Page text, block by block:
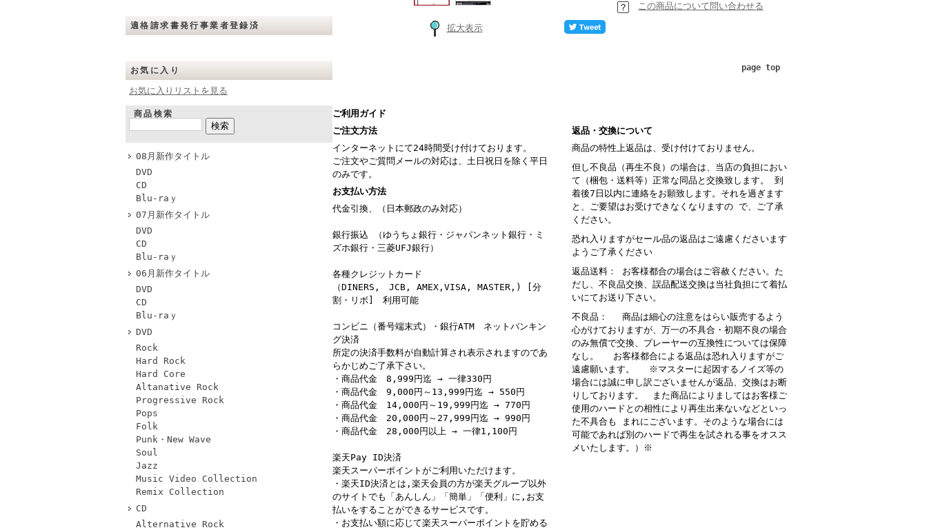
適格請求書発行事業者登録済
お気に入り
お気に入りリストを見る
商品検索
08月新作タイトル
DVD
CD
Blu-raｙ
07月新作タイトル
DVD
CD
Blu-raｙ
06月新作タイトル
DVD
CD
Blu-raｙ
DVD
Rock
Hard Rock
Hard Core
Altanative Rock
Progressive Rock
Pops
Folk
Punk・New Wave
Soul
Jazz
Music Video Collection
Remix Collection
CD
Alternative Rock
拡大表示
この商品について問い合わせる
page top
ご利用ガイド
ご注文方法
インターネットにて24時間受け付けております。
ご注文やご質問メールの対応は、土日祝日を除く平日
のみです。
お支払い方法
代金引換、（日本郵政のみ対応）
銀行振込 （ゆうちょ銀行・ジャパンネット銀行・ミ
ズホ銀行・三菱UFJ銀行）
各種クレジットカード
（DINERS, JCB, AMEX,VISA, MASTER,) [分
割・リボ] 利用可能
コンビニ（番号端末式）・銀行ATM ネットバンキン
グ決済
所定の決済手数料が自動計算され表示されますのであ
らかじめご了承下さい。
・商品代金 8,999円迄 → 一律330円
・商品代金 9,000円～13,999円迄 → 550円
・商品代金 14,000円～19,999円迄 → 770円
・商品代金 20,000円～27,999円迄 → 990円
・商品代金 28,000円以上 → 一律1,100円
楽天Pay ID決済
楽天スーパーポイントがご利用いただけます。
・楽天ID決済とは,楽天会員の方が楽天グループ以外
のサイトでも「あんしん」「簡単」「便利」に,お支
払いをすることができるサービスです。
・お支払い額に応じて楽天スーパーポイントを貯める
返品・交換について
商品の特性上返品は、受け付けておりません。
但し不良品（再生不良）の場合は、当店の負担におい
て（梱包・送料等）正常な同品と交換致します。 到
着後7日以内に連絡をお願致します。それを過ぎます
と、ご要望はお受けできなくなりますの で、ご了承
ください。
恐れ入りますがセール品の返品はご遠慮くださいます
ようご了承ください
返品送料： お客様都合の場合はご容赦ください。た
だし、不良品交換、誤品配送交換は当社負担にて着払
いにてお送り下さい。
不良品： 商品は細心の注意をはらい販売するよう
心がけておりますが、万一の不具合・初期不良の場合
のみ無償で交換、プレーヤーの互換性については保障
なし。 お客様都合による返品は恐れ入りますがご
遠慮願います。 ※マスターに起因するノイズ等の
場合には誠に申し訳ございませんが返品、交換はお断
りしております。 また商品によりましてはお客様ご
使用のハードとの相性により再生出来ないなどといっ
た不具合も まれにございます。そのような場合には
可能であれば別のハードで再生を試される事をオスス
メいたします。）※